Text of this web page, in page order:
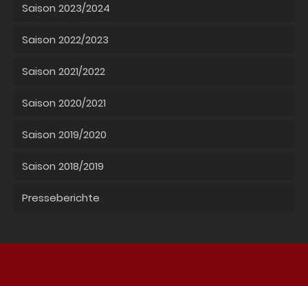
Saison 2023/2024
Saison 2022/2023
Saison 2021/2022
Saison 2020/2021
Saison 2019/2020
Saison 2018/2019
Presseberichte